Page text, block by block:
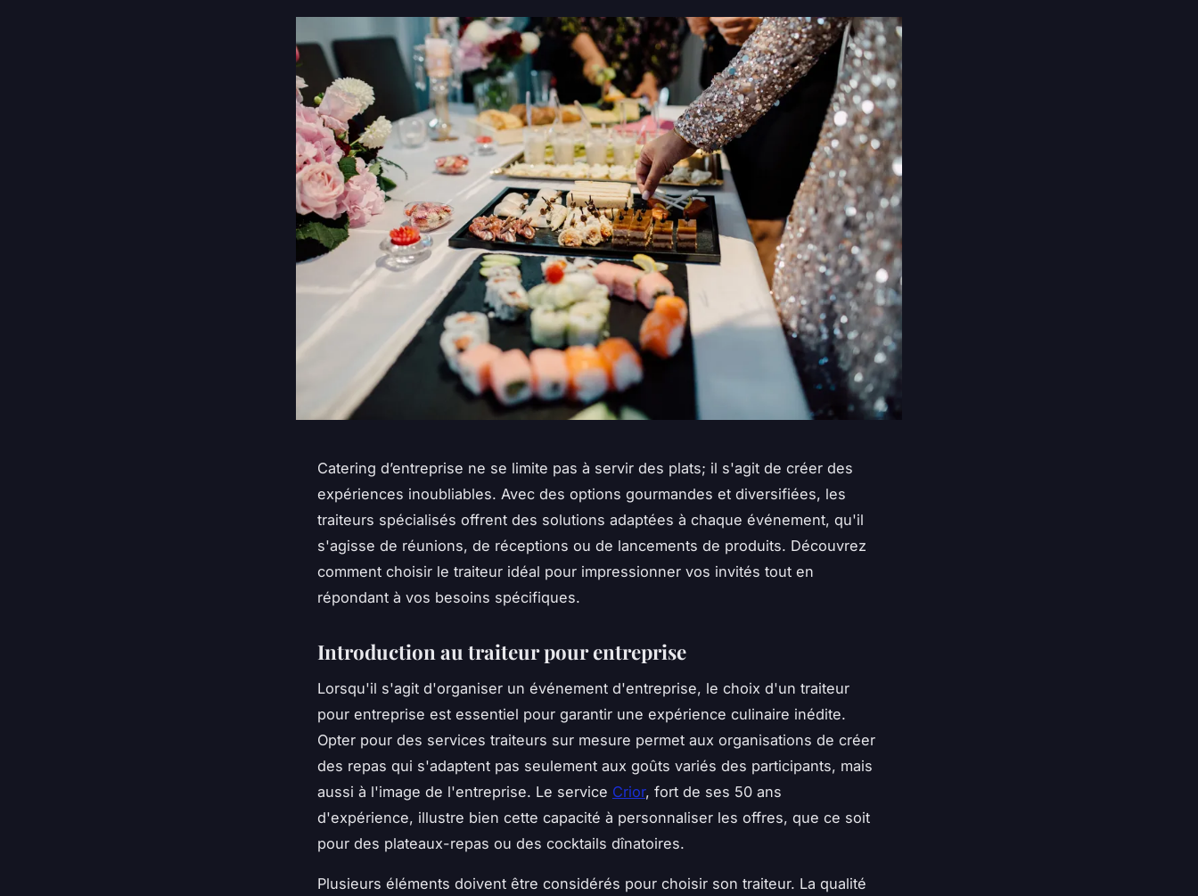
Catering d’entreprise ne se limite pas à servir des plats; il s'agit de créer des
expériences inoubliables. Avec des options gourmandes et diversifiées, les
traiteurs spécialisés offrent des solutions adaptées à chaque événement, qu'il
s'agisse de réunions, de réceptions ou de lancements de produits. Découvrez
comment choisir le traiteur idéal pour impressionner vos invités tout en
répondant à vos besoins spécifiques.
Introduction au traiteur pour entreprise
Lorsqu'il s'agit d'organiser un événement d'entreprise, le choix d'un traiteur
pour entreprise est essentiel pour garantir une expérience culinaire inédite.
Opter pour des services traiteurs sur mesure permet aux organisations de créer
des repas qui s'adaptent pas seulement aux goûts variés des participants, mais
aussi à l'image de l'entreprise. Le service Crior, fort de ses 50 ans
d'expérience, illustre bien cette capacité à personnaliser les offres, que ce soit
pour des plateaux-repas ou des cocktails dînatoires.
Plusieurs éléments doivent être considérés pour choisir son traiteur. La qualité